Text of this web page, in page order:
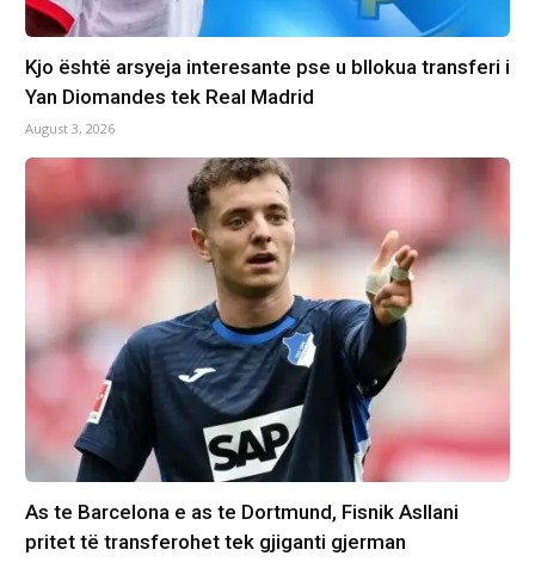
Kjo është arsyeja interesante pse u bllokua transferi i
Yan Diomandes tek Real Madrid
August 3, 2026
As te Barcelona e as te Dortmund, Fisnik Asllani
pritet të transferohet tek gjiganti gjerman